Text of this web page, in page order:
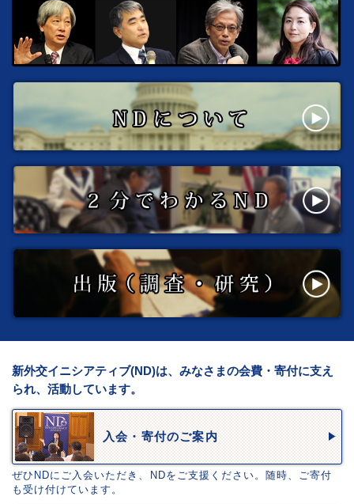
新外交イニシアティブ(ND)は、みなさまの会費・寄付に支え
られ、活動しています。
入会・寄付のご案内
ぜひNDにご入会いただき、NDをご支援ください。随時、ご寄付
も受け付けています。